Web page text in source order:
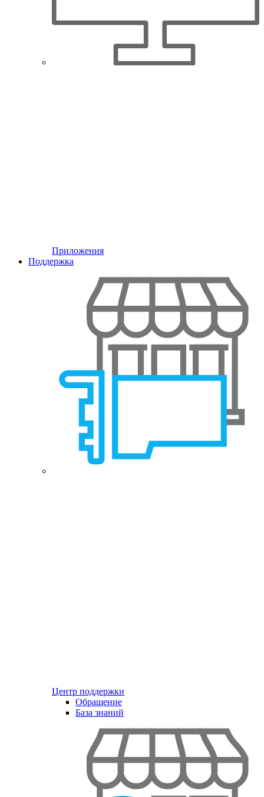
Приложения
Поддержка
Центр поддержки
Обращение
База знаний